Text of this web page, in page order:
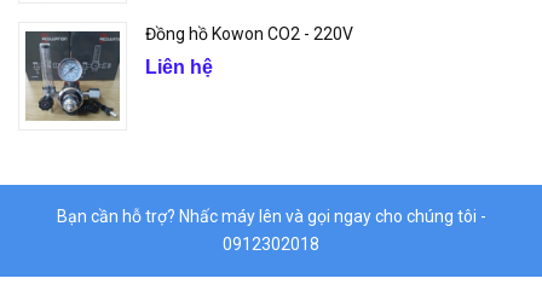
Đồng hồ Kowon CO2 - 220V
Liên hệ
Bạn cần hỗ trợ? Nhấc máy lên và gọi ngay cho chúng tôi -
0912302018